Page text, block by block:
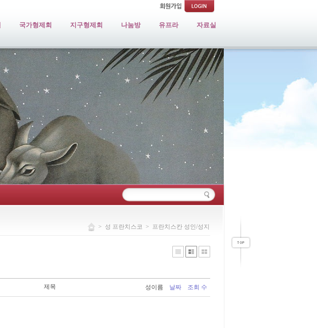
국가형제회 지구형제회 나눔방 유프라 자료실
> 성 프란치스코 > 프란치스칸 성인/성지
제목 성이름 날짜 조회 수